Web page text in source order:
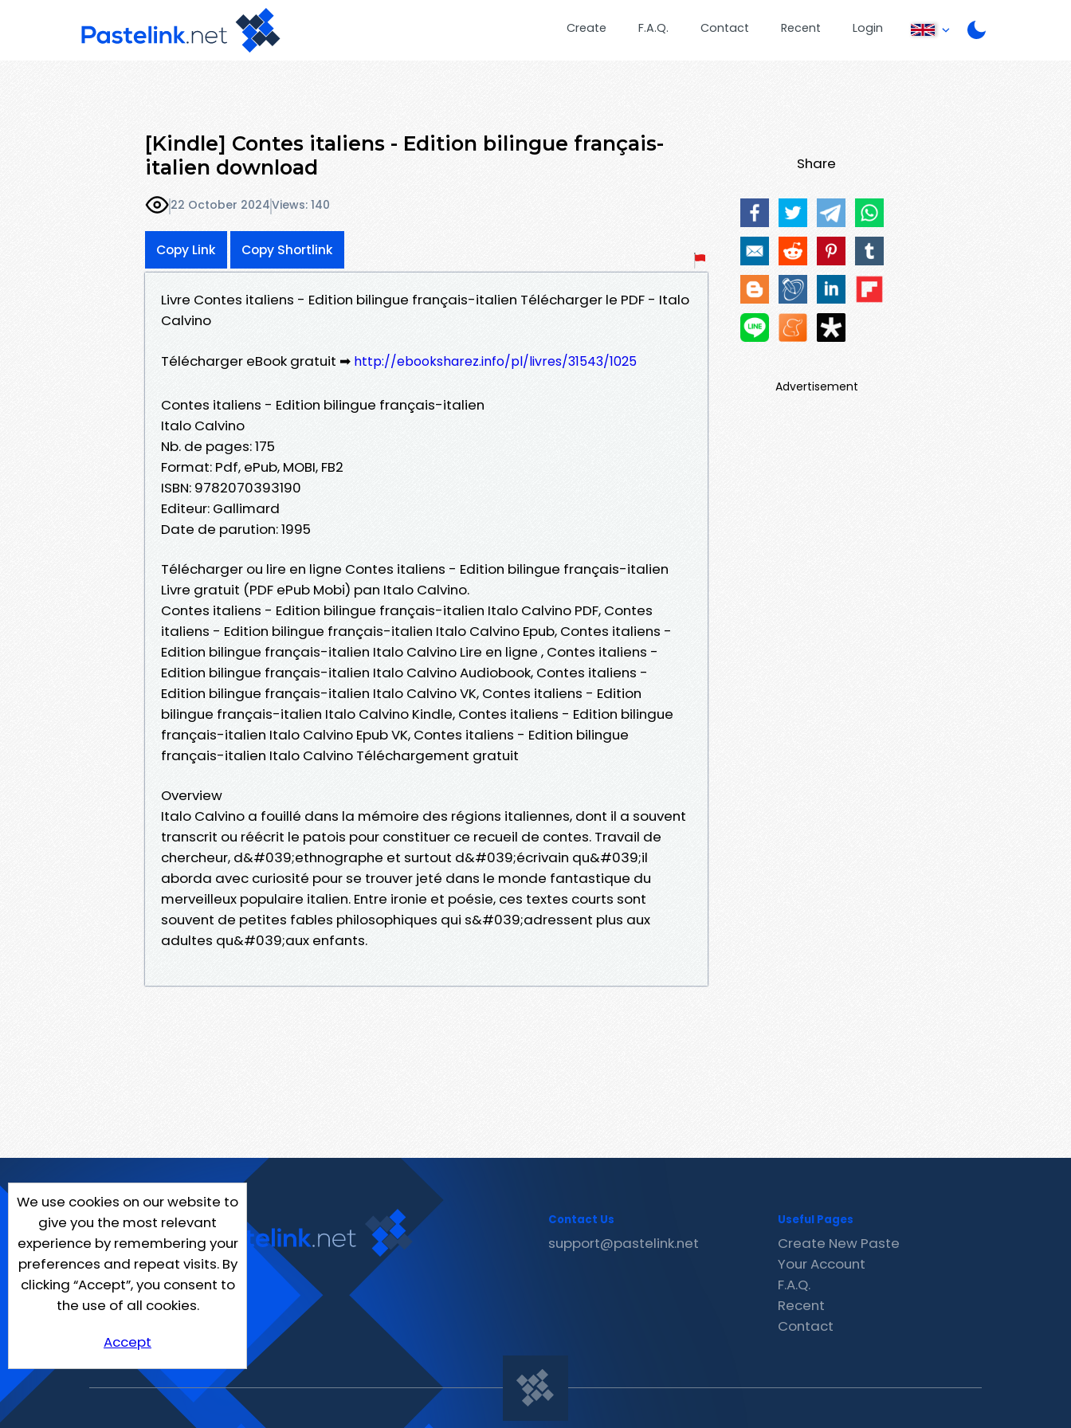
Create F.A.Q. Contact Recent Login
[Kindle] Contes italiens - Edition bilingue français-
italien download
22 October 2024Views: 140
Copy Link Copy Shortlink
Livre Contes italiens - Edition bilingue français-italien Télécharger le PDF - Italo
Calvino
Télécharger eBook gratuit ➡ http://ebooksharez.info/pl/livres/31543/1025
Contes italiens - Edition bilingue français-italien
Italo Calvino
Nb. de pages: 175
Format: Pdf, ePub, MOBI, FB2
ISBN: 9782070393190
Editeur: Gallimard
Date de parution: 1995
Télécharger ou lire en ligne Contes italiens - Edition bilingue français-italien
Livre gratuit (PDF ePub Mobi) pan Italo Calvino.
Contes italiens - Edition bilingue français-italien Italo Calvino PDF, Contes
italiens - Edition bilingue français-italien Italo Calvino Epub, Contes italiens -
Edition bilingue français-italien Italo Calvino Lire en ligne , Contes italiens -
Edition bilingue français-italien Italo Calvino Audiobook, Contes italiens -
Edition bilingue français-italien Italo Calvino VK, Contes italiens - Edition
bilingue français-italien Italo Calvino Kindle, Contes italiens - Edition bilingue
français-italien Italo Calvino Epub VK, Contes italiens - Edition bilingue
français-italien Italo Calvino Téléchargement gratuit
Overview
Italo Calvino a fouillé dans la mémoire des régions italiennes, dont il a souvent
transcrit ou réécrit le patois pour constituer ce recueil de contes. Travail de
chercheur, d&#039;ethnographe et surtout d&#039;écrivain qu&#039;il
aborda avec curiosité pour se trouver jeté dans le monde fantastique du
merveilleux populaire italien. Entre ironie et poésie, ces textes courts sont
souvent de petites fables philosophiques qui s&#039;adressent plus aux
adultes qu&#039;aux enfants.
Share
Advertisement
We use cookies on our website to
give you the most relevant
experience by remembering your
preferences and repeat visits. By
clicking “Accept”, you consent to
the use of all cookies.
Accept
Contact Us
support@pastelink.net
Useful Pages
Create New Paste
Your Account
F.A.Q.
Recent
Contact